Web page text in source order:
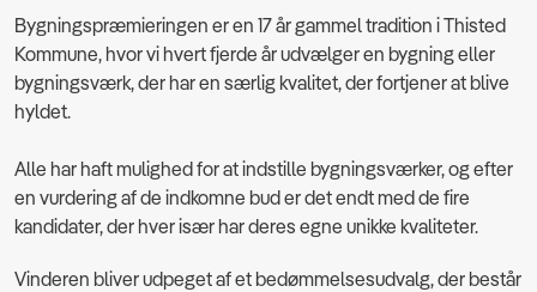
Bygningspræmieringen er en 17 år gammel tradition i Thisted
Kommune, hvor vi hvert fjerde år udvælger en bygning eller
bygningsværk, der har en særlig kvalitet, der fortjener at blive
hyldet.
Alle har haft mulighed for at indstille bygningsværker, og efter
en vurdering af de indkomne bud er det endt med de fire
kandidater, der hver især har deres egne unikke kvaliteter.
Vinderen bliver udpeget af et bedømmelsesudvalg, der består